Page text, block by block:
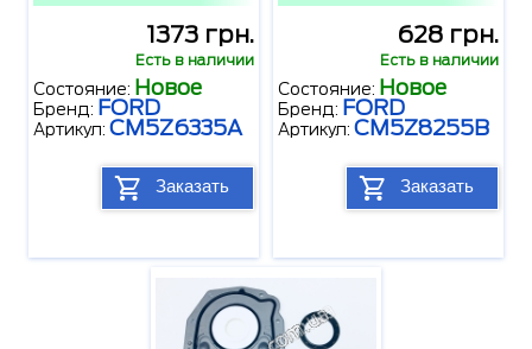
1373 грн.
Есть в наличии
Состояние: Новое
Бренд: FORD
Артикул: CM5Z6335A
Заказать
628 грн.
Есть в наличии
Состояние: Новое
Бренд: FORD
Артикул: CM5Z8255B
Заказать